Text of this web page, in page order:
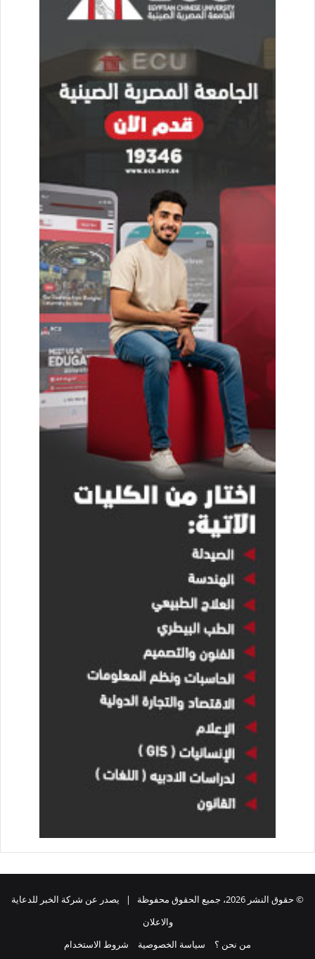
© حقوق النشر 2026، جميع الحقوق محفوظة | يصدر عن شركة الخبر للدعاية
والاعلان
من نحن ؟
سياسة الخصوصية شروط الاستخدام